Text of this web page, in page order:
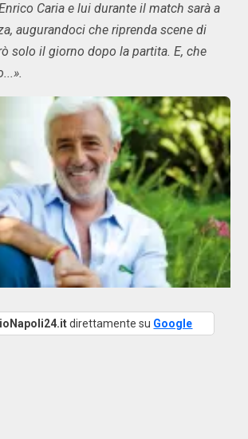
Caria e lui durante il match sarà a
augurandoci che riprenda scene di
solo il giorno dopo la partita. E, che
direttamente su Google